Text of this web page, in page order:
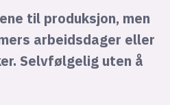
til produksjon, men
arbeidsdager eller
Selvfølgelig uten å